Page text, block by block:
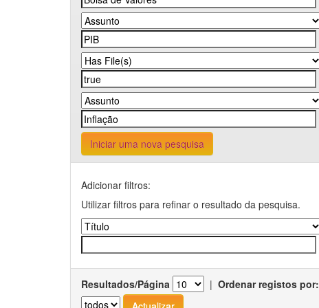
Iniciar uma nova pesquisa
Adicionar filtros:
Utilizar filtros para refinar o resultado da pesquisa.
Resultados/Página | Ordenar registos por: